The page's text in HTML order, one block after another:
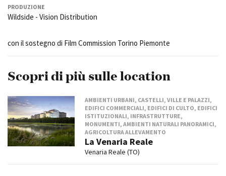
PRODUZIONE
Wildside - Vision Distribution
con il sostegno di Film Commission Torino Piemonte
Scopri di più sulle location
AMBIENTI URBANI, CASTELLI, VILLE E PALAZZI,
EDIFICI COMMERCIALI, EDIFICI DI CULTO, EDIFICI
ISTITUZIONALI, INFRASTRUTTURE,
MONUMENTI, AMBIENTI NATURALI PANORAMICI,
AGRICOLTURA ALLEVAMENTO
La Venaria Reale
Venaria Reale (TO)